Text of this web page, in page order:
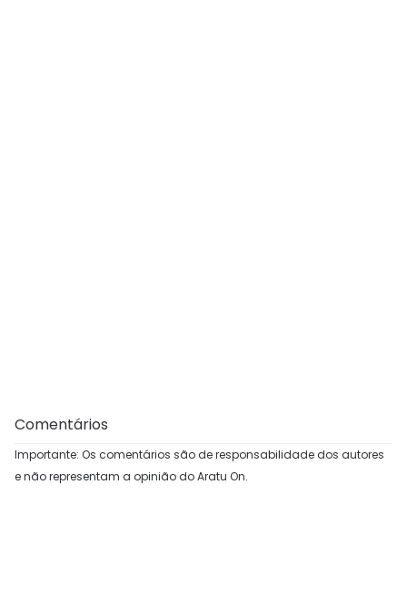
Comentários
Importante: Os comentários são de responsabilidade dos autores
e não representam a opinião do Aratu On.